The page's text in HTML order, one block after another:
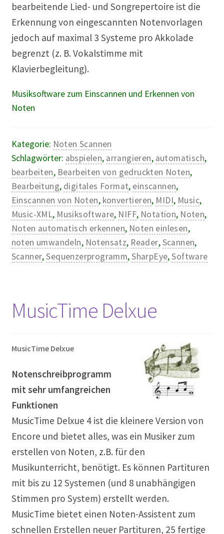
bearbeitende Lied- und Songrepertoire ist die
Erkennung von eingescannten Notenvorlagen
jedoch auf maximal 3 Systeme pro Akkolade
begrenzt (z. B. Vokalstimme mit
Klavierbegleitung).
Musiksoftware zum Einscannen und Erkennen von
Noten
Kategorie: Noten Scannen
Schlagwörter: abspielen, arrangieren, automatisch,
bearbeiten, Bearbeiten von gedruckten Noten,
Bearbeitung, digitales Format, einscannen,
Einscannen von Noten, konvertieren, MIDI, Music,
Music-XML, Musiksoftware, NIFF, Notation, Noten,
Noten automatisch erkennen, Noten einlesen,
noten umwandeln, Notensatz, Reader,Scannen,
Scanner,Sequenzerprogramm,SharpEye,Software
MusicTime Delxue
MusicTime Delxue
Notenschreibprogramm
mit sehr umfangreichen
Funktionen
MusicTime Delxue 4 ist die kleinere Version von
Encore und bietet alles, was ein Musiker zum
erstellen von Noten, z.B. für den
Musikunterricht, benötigt. Es können Partituren
mit bis zu 12 Systemen (und 8 unabhängigen
Stimmen pro System) erstellt werden.
MusicTime bietet einen Noten-Assistent zum
schnellen Erstellen neuer Partituren, 25 fertige